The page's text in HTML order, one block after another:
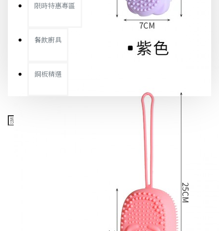
限時特惠專區
餐飲廚具
銅板精選